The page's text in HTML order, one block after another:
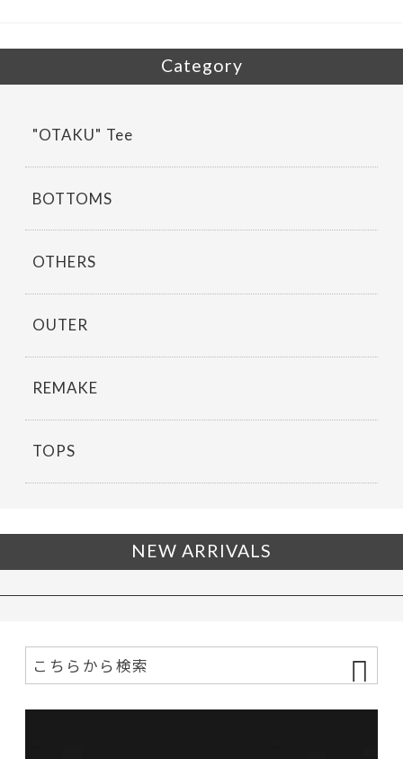
o
k
Category
"OTAKU" Tee
BOTTOMS
OTHERS
OUTER
REMAKE
TOPS
NEW ARRIVALS